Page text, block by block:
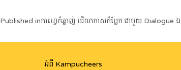
Post
navigation
Published inកាហ្វេក៏ឆ្ងាញ់ បរិយាកាសក៏ប្លែក ជាមួយ Dialogue
អំពី Kampucheers